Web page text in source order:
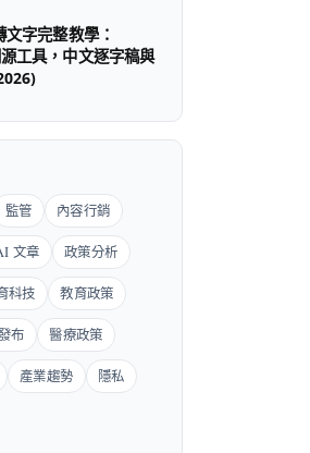
字完整教學：
工具，中文逐字稿與
監管 內容行銷
文章 政策分析
科技 教育政策
布 醫療政策
產業趨勢 隱私